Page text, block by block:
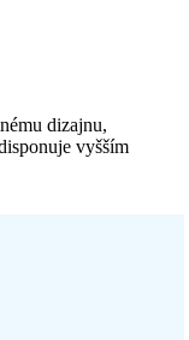
dizajnu,
vyšším